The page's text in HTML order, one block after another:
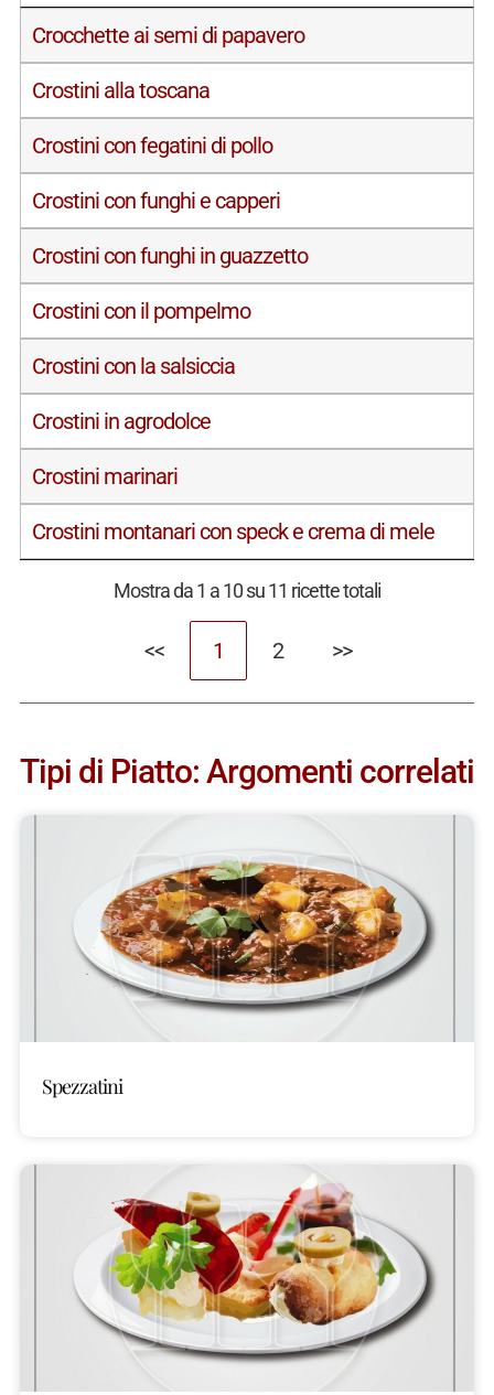
Crocchette ai semi di papavero
Crostini alla toscana
Crostini con fegatini di pollo
Crostini con funghi e capperi
Crostini con funghi in guazzetto
Crostini con il pompelmo
Crostini con la salsiccia
Crostini in agrodolce
Crostini marinari
Crostini montanari con speck e crema di mele
Mostra da 1 a 10 su 11 ricette totali
<< 1 2 >>
Tipi di Piatto: Argomenti correlati
Spezzatini